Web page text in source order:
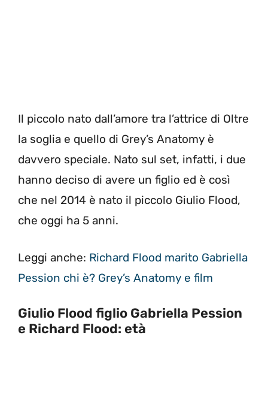
Il piccolo nato dall’amore tra l’attrice di Oltre
la soglia e quello di Grey’s Anatomy è
davvero speciale. Nato sul set, infatti, i due
hanno deciso di avere un figlio ed è così
che nel 2014 è nato il piccolo Giulio Flood,
che oggi ha 5 anni.
Leggi anche: Richard Flood marito Gabriella
Pession chi è? Grey’s Anatomy e film
Giulio Flood figlio Gabriella Pession
e Richard Flood: età